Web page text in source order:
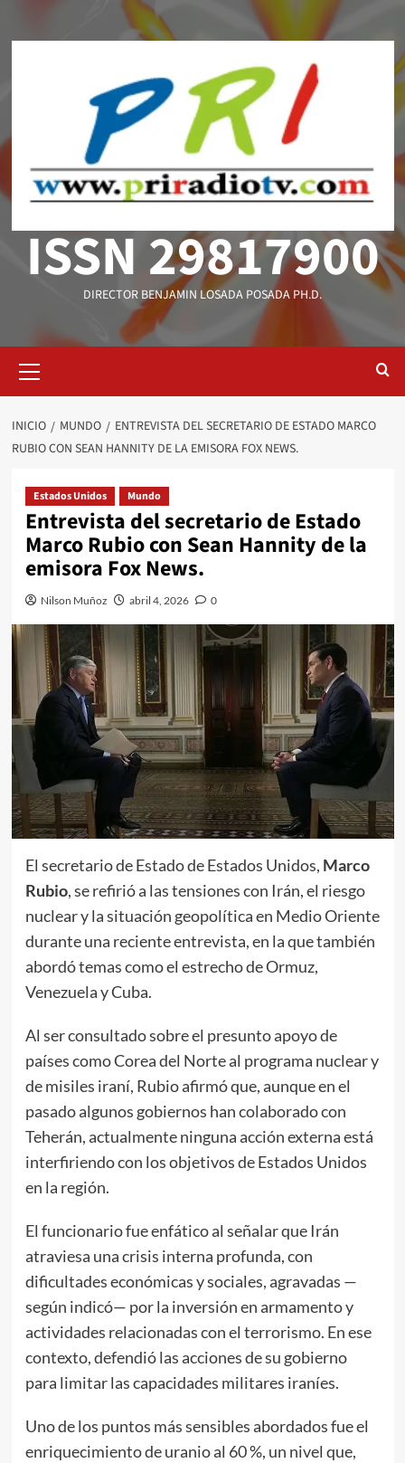
ISSN 29817900
DIRECTOR BENJAMIN LOSADA POSADA PH.D.
primario
INICIO MUNDO
ENTREVISTA DEL SECRETARIO DE ESTADO MARCO
RUBIO CON SEAN HANNITY DE LA EMISORA FOX NEWS.
Estados Unidos Mundo
Entrevista del secretario de Estado
Marco Rubio con Sean Hannity de la
emisora Fox News.
Nilson Muñoz abril 4, 2026 0
El secretario de Estado de Estados Unidos, Marco
Rubio, se refirió a las tensiones con Irán, el riesgo
nuclear y la situación geopolítica en Medio Oriente
durante una reciente entrevista, en la que también
abordó temas como el estrecho de Ormuz,
Venezuela y Cuba.
Al ser consultado sobre el presunto apoyo de
países como Corea del Norte al programa nuclear y
de misiles iraní, Rubio afirmó que, aunque en el
pasado algunos gobiernos han colaborado con
Teherán, actualmente ninguna acción externa está
interfiriendo con los objetivos de Estados Unidos
en la región.
El funcionario fue enfático al señalar que Irán
atraviesa una crisis interna profunda, con
dificultades económicas y sociales, agravadas —
según indicó— por la inversión en armamento y
actividades relacionadas con el terrorismo. En ese
contexto, defendió las acciones de su gobierno
para limitar las capacidades militares iraníes.
Uno de los puntos más sensibles abordados fue el
enriquecimiento de uranio al 60 %, un nivel que,